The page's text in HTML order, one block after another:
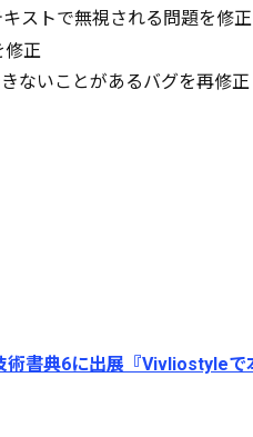
ストで無視される問題を修正
修正
ないことがあるバグを再修正
術書典6に出展『Vivliostyle